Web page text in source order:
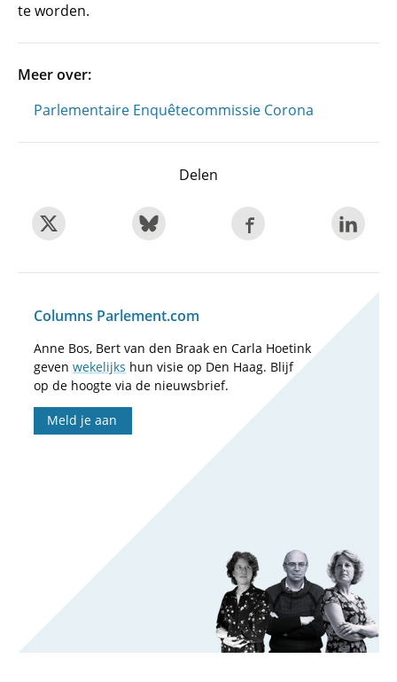
te worden.
Meer over:
Parlementaire Enquêtecommissie Corona
Delen
Columns Parlement.com
Anne Bos, Bert van den Braak en Carla Hoetink
geven wekelijks hun visie op Den Haag. Blijf
op de hoogte via de nieuwsbrief.
Meld je aan